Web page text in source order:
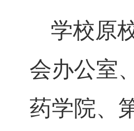
学校原
会办公室
药学院、